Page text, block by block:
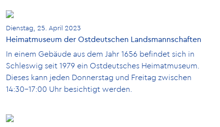
Dienstag, 25. April 2023
Heimatmuseum der Ostdeutschen Landsmannschaften
In einem Gebäude aus dem Jahr 1656 befindet sich in
Schleswig seit 1979 ein Ostdeutsches Heimatmuseum.
Dieses kann jeden Donnerstag und Freitag zwischen
14:30-17:00 Uhr besichtigt werden.